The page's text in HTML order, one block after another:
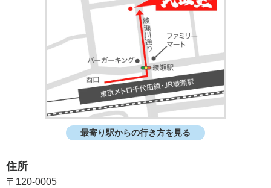
最寄り駅からの行き方を見る
住所
〒120-0005